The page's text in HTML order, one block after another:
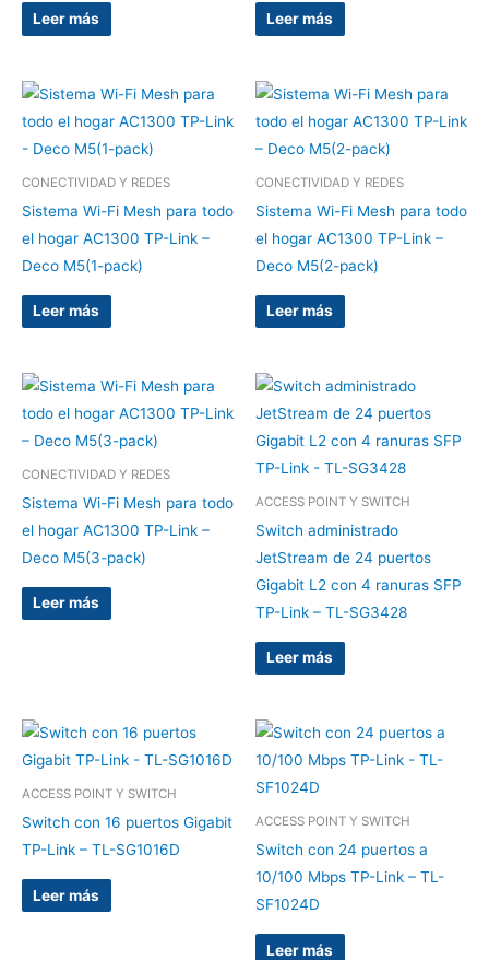
Leer más Leer más
CONECTIVIDAD Y REDES
Sistema Wi-Fi Mesh para todo
el hogar AC1300 TP-Link –
Deco M5(1-pack)
Leer más
CONECTIVIDAD Y REDES
Sistema Wi-Fi Mesh para todo
el hogar AC1300 TP-Link –
Deco M5(2-pack)
Leer más
CONECTIVIDAD Y REDES
Sistema Wi-Fi Mesh para todo
el hogar AC1300 TP-Link –
Deco M5(3-pack)
Leer más
ACCESS POINT Y SWITCH
Switch administrado
JetStream de 24 puertos
Gigabit L2 con 4 ranuras SFP
TP-Link – TL-SG3428
Leer más
ACCESS POINT Y SWITCH
Switch con 16 puertos Gigabit
TP-Link – TL-SG1016D
Leer más
ACCESS POINT Y SWITCH
Switch con 24 puertos a
10/100 Mbps TP-Link – TL-
SF1024D
Leer más